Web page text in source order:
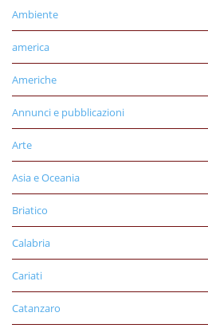
Ambiente
america
Americhe
Annunci e pubblicazioni
Arte
Asia e Oceania
Briatico
Calabria
Cariati
Catanzaro